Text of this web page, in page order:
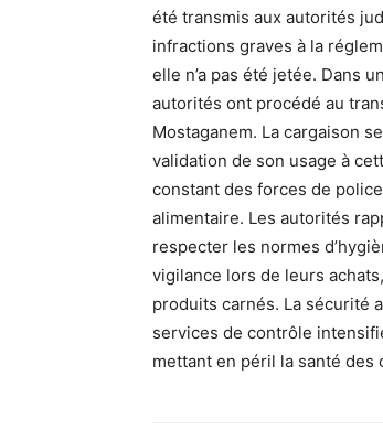
été transmis aux autorités
infractions graves à la
elle n’a pas été jetée. Dans
autorités ont procédé au
Mostaganem. La cargaison
validation de son usage à
constant des forces de
alimentaire. Les autorités
respecter les normes
vigilance lors de leurs
produits carnés. La sécurité
services de contrôle
mettant en péril la santé des